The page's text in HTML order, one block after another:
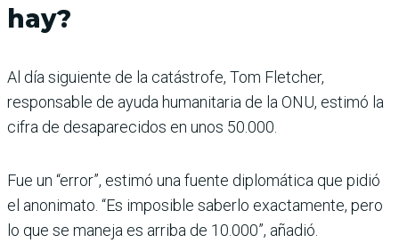
hay?
Al día siguiente de la catástrofe, Tom Fletcher,
responsable de ayuda humanitaria de la ONU, estimó la
cifra de desaparecidos en unos 50.000.
Fue un “error”, estimó una fuente diplomática que pidió
el anonimato. “Es imposible saberlo exactamente, pero
lo que se maneja es arriba de 10.000”, añadió.